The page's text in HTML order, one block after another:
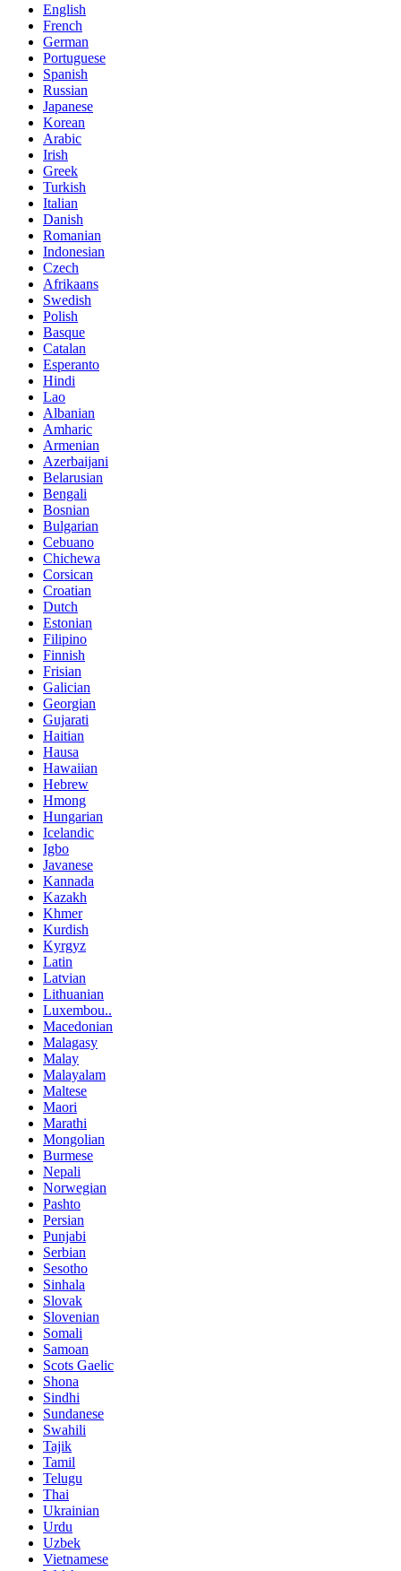
English
French
German
Portuguese
Spanish
Russian
Japanese
Korean
Arabic
Irish
Greek
Turkish
Italian
Danish
Romanian
Indonesian
Czech
Afrikaans
Swedish
Polish
Basque
Catalan
Esperanto
Hindi
Lao
Albanian
Amharic
Armenian
Azerbaijani
Belarusian
Bengali
Bosnian
Bulgarian
Cebuano
Chichewa
Corsican
Croatian
Dutch
Estonian
Filipino
Finnish
Frisian
Galician
Georgian
Gujarati
Haitian
Hausa
Hawaiian
Hebrew
Hmong
Hungarian
Icelandic
Igbo
Javanese
Kannada
Kazakh
Khmer
Kurdish
Kyrgyz
Latin
Latvian
Lithuanian
Luxembou..
Macedonian
Malagasy
Malay
Malayalam
Maltese
Maori
Marathi
Mongolian
Burmese
Nepali
Norwegian
Pashto
Persian
Punjabi
Serbian
Sesotho
Sinhala
Slovak
Slovenian
Somali
Samoan
Scots Gaelic
Shona
Sindhi
Sundanese
Swahili
Tajik
Tamil
Telugu
Thai
Ukrainian
Urdu
Uzbek
Vietnamese